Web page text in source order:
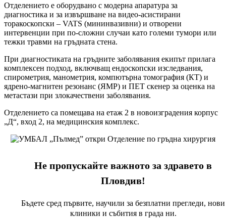
Отделението е оборудвано с модерна апаратура за
диагностика и за извършване на видео-асистирани
торакоскопски – VATS (мининвазивни) и отворени
интервенции при по-сложни случаи като големи тумори или
тежки травми на гръдната стена.
При диагностиката на гръдните заболявания екипът прилага
комплексен подход, включващ ендоскопски изследвания,
спирометрия, манометрия, компютърна томография (КТ) и
ядрено-магнитен резонанс (ЯМР) и ПЕТ скенер за оценка на
метастази при злокачествени заболявания.
Отделението са помещава на етаж 2 в новоизградения корпус
„Д“, вход 2, на медицинския комплекс.
Не пропускайте важното за здравето в
Пловдив!
Бъдете сред първите, научили за безплатни прегледи, нови
клиники и събития в града ни.